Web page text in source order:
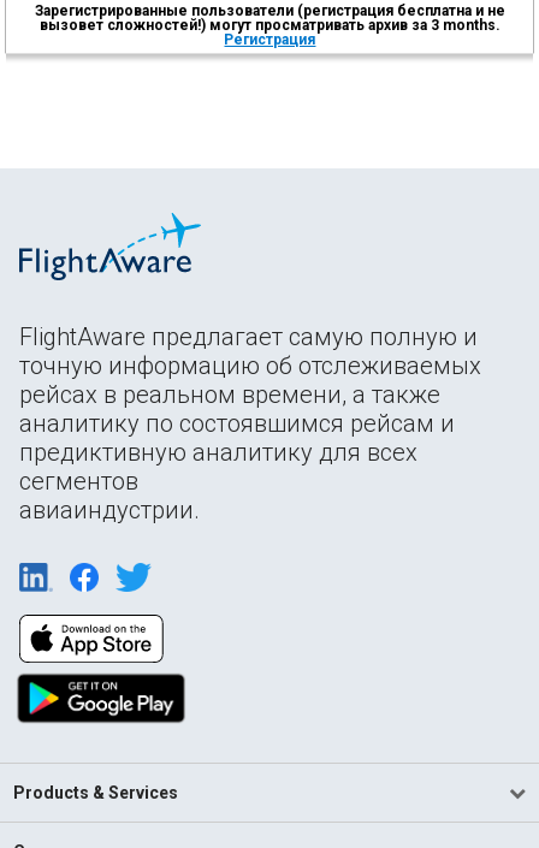
Зарегистрированные пользователи (регистрация бесплатна и не
вызовет сложностей!) могут просматривать архив за 3 months.
Регистрация
FlightAware предлагает самую полную и
точную информацию об отслеживаемых
рейсах в реальном времени, а также
аналитику по состоявшимся рейсам и
предиктивную аналитику для всех
сегментов
авиаиндустрии.
Products & Services